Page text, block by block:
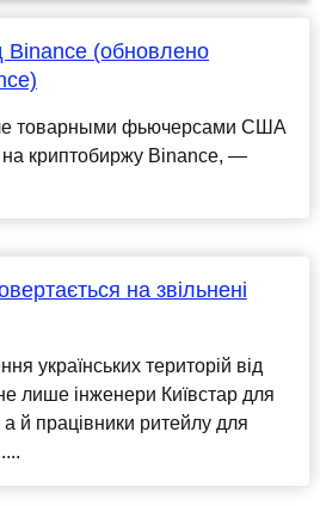
Binance (обновлено
товарными фьючерсами США
криптобиржу Binance, —
на звільнені
українських територій від
лише інженери Київстар для
й працівники ритейлу для